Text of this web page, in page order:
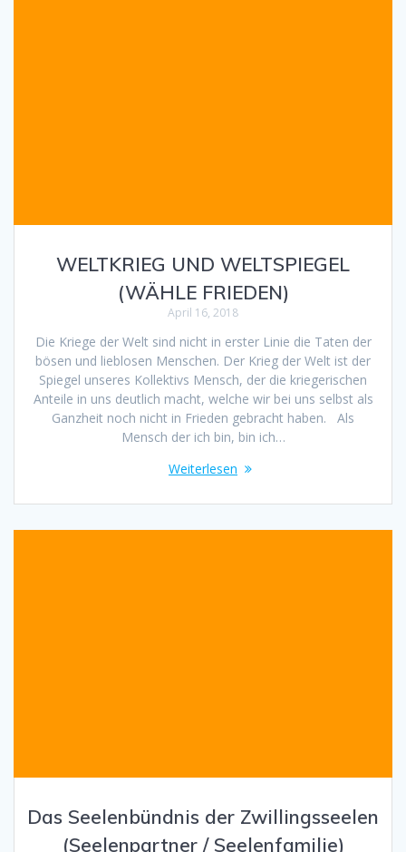
WELTKRIEG UND WELTSPIEGEL
(WÄHLE FRIEDEN)
April 16, 2018
Die Kriege der Welt sind nicht in erster Linie die Taten der
bösen und lieblosen Menschen. Der Krieg der Welt ist der
Spiegel unseres Kollektivs Mensch, der die kriegerischen
Anteile in uns deutlich macht, welche wir bei uns selbst als
Ganzheit noch nicht in Frieden gebracht haben. Als
Mensch der ich bin, bin ich…
Weiterlesen
Das Seelenbündnis der Zwillingsseelen
(Seelenpartner / Seelenfamilie)